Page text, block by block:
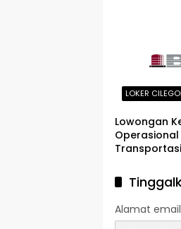
LOKER
Lowongan
Operasional
Alamat